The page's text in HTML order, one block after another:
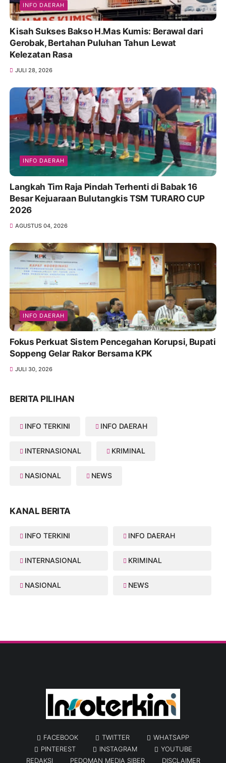
INFO DAERAH
Kisah Sukses Bakso H.Mas Kumis: Berawal dari
Gerobak, Bertahan Puluhan Tahun Lewat
Kelezatan Rasa
JULI 28, 2026
INFO DAERAH
Langkah Tim Raja Pindah Terhenti di Babak 16
Besar Kejuaraan Bulutangkis TSM TURARO CUP
2026
AGUSTUS 04, 2026
INFO DAERAH
Fokus Perkuat Sistem Pencegahan Korupsi, Bupati
Soppeng Gelar Rakor Bersama KPK
JULI 30, 2026
BERITA PILIHAN
INFO TERKINI INFO DAERAH
INTERNASIONAL KRIMINAL
NASIONAL NEWS
KANAL BERITA
INFO TERKINI INFO DAERAH
INTERNASIONAL KRIMINAL
NASIONAL NEWS
FACEBOOK TWITTER
WHATSAPP
PINTEREST
INSTAGRAM
YOUTUBE
REDAKSI
PEDOMAN MEDIA SIBER DISCLAIMER